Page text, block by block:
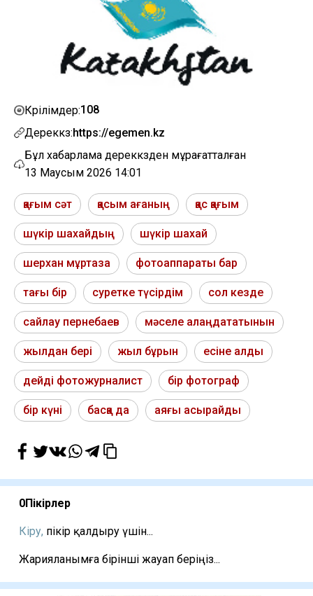
Көрілімдер:108
Дереккөз:https://egemen.kz
Бұл хабарлама дереккөзден мұрағатталған
13 Маусым 2026 14:01
қағым сәт қасым ағаның қас қағым
шүкір шахайдың шүкір шахай
шерхан мұртаза фотоаппараты бар
тағы бір суретке түсірдім сол кезде
сайлау пернебаев мәселе алаңдататынын
жылдан бері жыл бұрын есіне алды
дейді фотожурналист бір фотограф
бір күні басқа да аяғы асырайды
0Пікірлер
Кіру, пікір қалдыру үшін...
Жарияланымға бірінші жауап беріңіз...